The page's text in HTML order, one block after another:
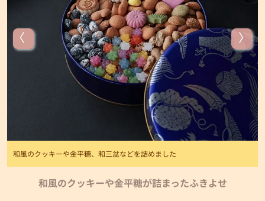
和風のクッキーや金平糖、和三盆などを詰めました
和風のクッキーや金平糖が詰まったふきよせ